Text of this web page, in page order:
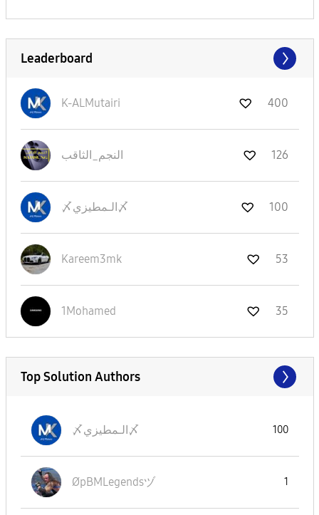
Leaderboard
K-ALMutairi 400
النجم_الثاقب 126
〆الـمطيزي〆 100
Kareem3mk 53
1Mohamed 35
Top Solution Authors
〆الـمطيزي〆 100
ØpBMLegendsヅ 1